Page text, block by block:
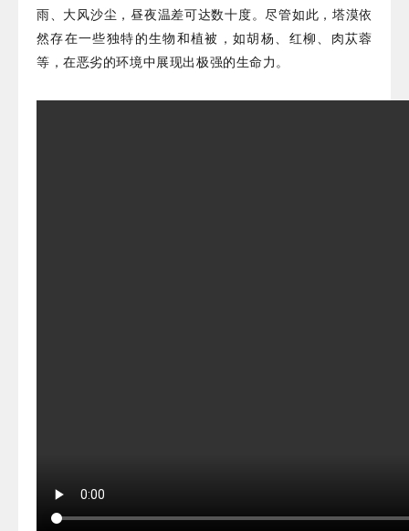
雨、大风沙尘，昼夜温差可达数十度。尽管如此，塔漠依
然存在一些独特的生物和植被，如胡杨、红柳、肉苁蓉
等，在恶劣的环境中展现出极强的生命力。